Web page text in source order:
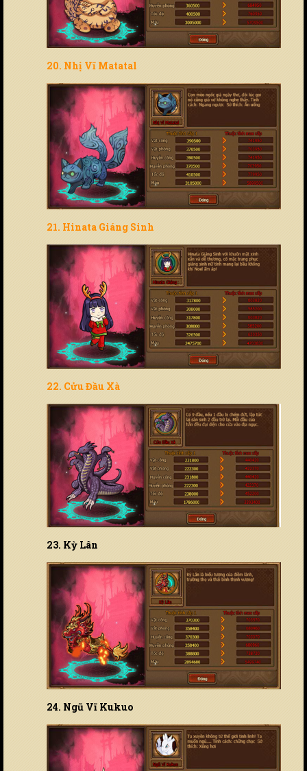
20. Nhị Vĩ Matatal
21. Hinata Giáng Sinh
22. Cửu Đầu Xà
23. Kỳ Lân
24. Ngũ Vĩ Kukuo